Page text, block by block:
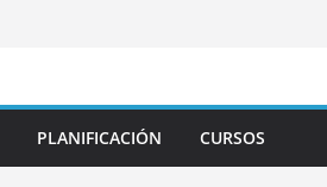
PLANIFICACIÓN CURSOS